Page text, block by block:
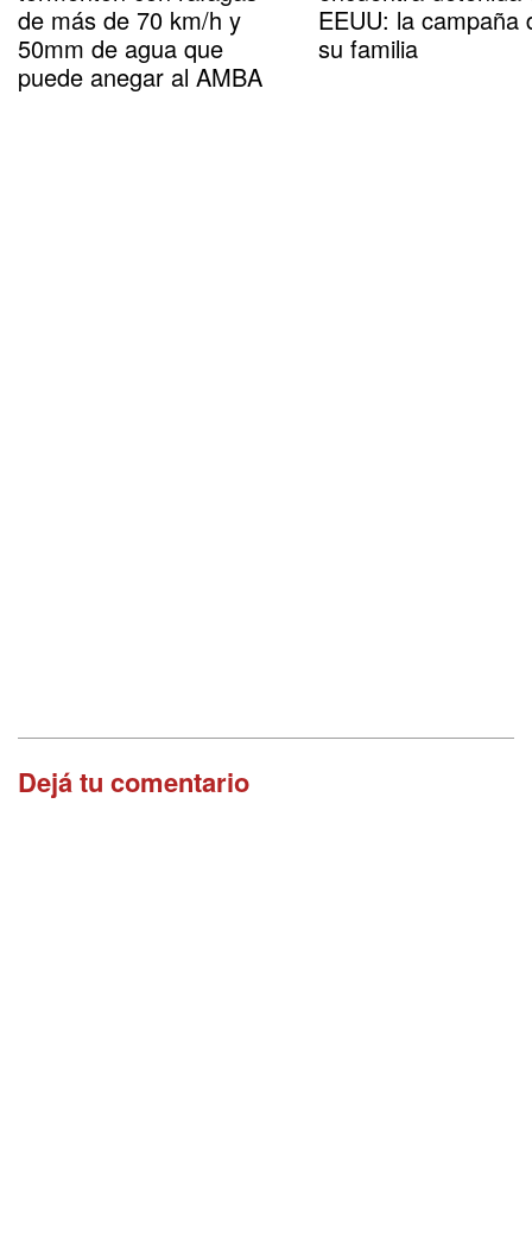
de más de 70 km/h y
50mm de agua que
puede anegar al AMBA
EEUU: la campaña
su familia
Dejá tu comentario